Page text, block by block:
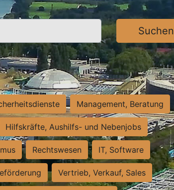
Suchen
Management, Beratung
Hilfskräfte, Aushilfs- und Nebenjobs
Rechtswesen IT, Software
Vertrieb, Verkauf, Sales